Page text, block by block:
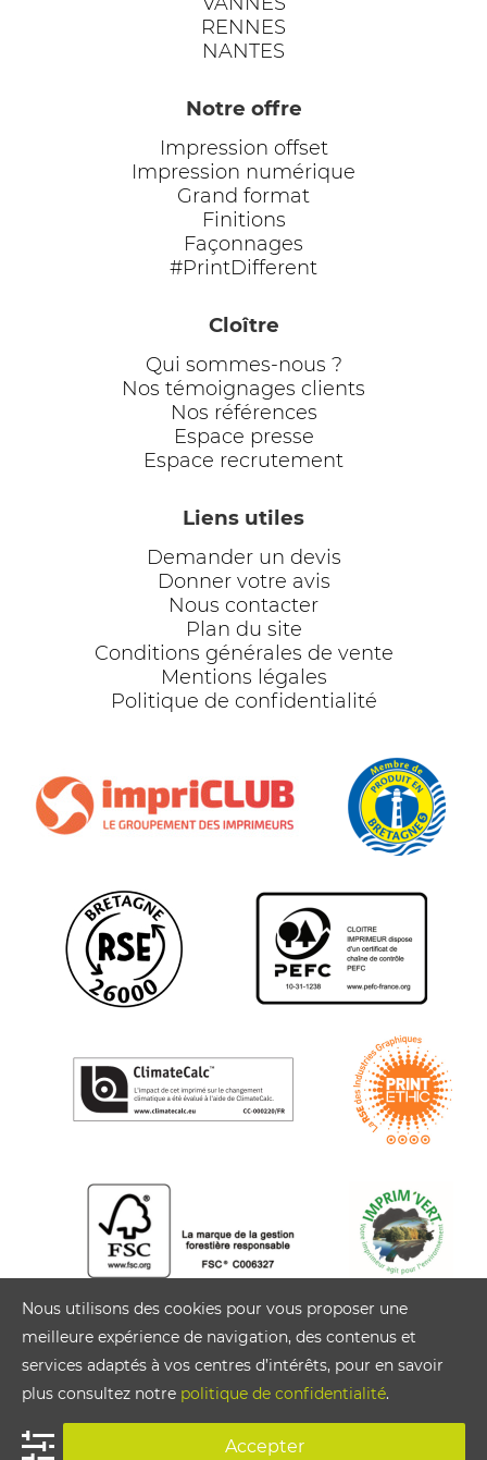
RENNES
NANTES
Notre offre
Impression offset
Impression numérique
Grand format
Finitions
Façonnages
#PrintDifferent
Cloître
Qui sommes-nous ?
Nos témoignages clients
Nos références
Espace presse
Espace recrutement
Liens utiles
Demander un devis
Donner votre avis
Nous contacter
Plan du site
Conditions générales de vente
Mentions légales
Politique de confidentialité
Nous utilisons des cookies pour vous proposer une
meilleure expérience de navigation, des contenus et
services adaptés à vos centres d’intérêts, pour en savoir
plus consultez notre politique de confidentialité.
Accepter